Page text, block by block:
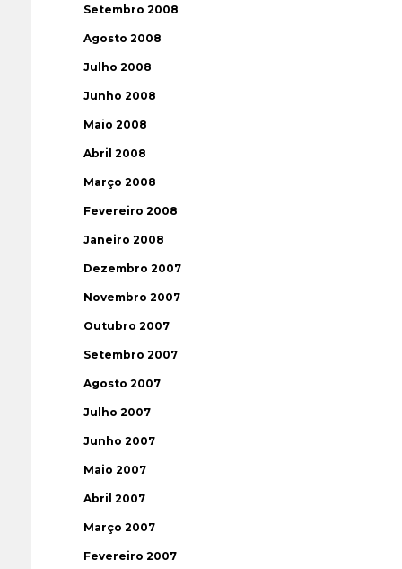
Setembro 2008
Agosto 2008
Julho 2008
Junho 2008
Maio 2008
Abril 2008
Março 2008
Fevereiro 2008
Janeiro 2008
Dezembro 2007
Novembro 2007
Outubro 2007
Setembro 2007
Agosto 2007
Julho 2007
Junho 2007
Maio 2007
Abril 2007
Março 2007
Fevereiro 2007